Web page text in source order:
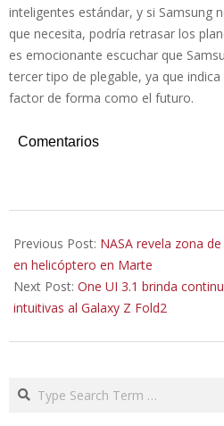
inteligentes estándar, y si Samsung
que necesita, podría retrasar los
es emocionante escuchar que
tercer tipo de plegable, ya que
factor de forma como el futuro.
Comentarios
03-
29
Previous Post: NASA revela zona
en helicóptero en Marte
Next Post: One UI 3.1 brinda
intuitivas al Galaxy Z Fold2
Search